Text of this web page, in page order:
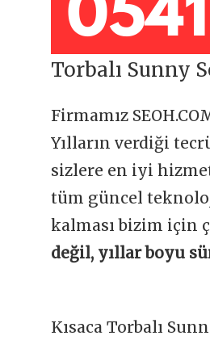
Torbalı Sunny
Firmamız
Yılların verdiği
sizlere en iyi
tüm güncel
kalması bizim için
değil, yıllar boyu
Kısaca Torbalı